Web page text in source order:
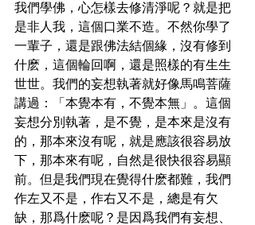
我們學佛，心怎樣去修清淨呢？就是把
是非人我，這個口業不造。不然你學了
一輩子，還是跟佛法結個緣，沒有修到
什麽，這個輪回啊，還是照樣的有生生
世世。我們的妄想執著就好像馬鳴菩薩
講過：「本覺本有，不覺本無」。這個
妄想分別執著，是不覺，是本來是沒有
的，那本來沒有呢，就是應該很容易放
下，那本來有呢，自然是很快很容易顯
前。但是我們現在覺得什麽都難，我們
作左又不是，作右又不是，總是有欠
缺，那爲什麽呢？是因爲我們有妄想、